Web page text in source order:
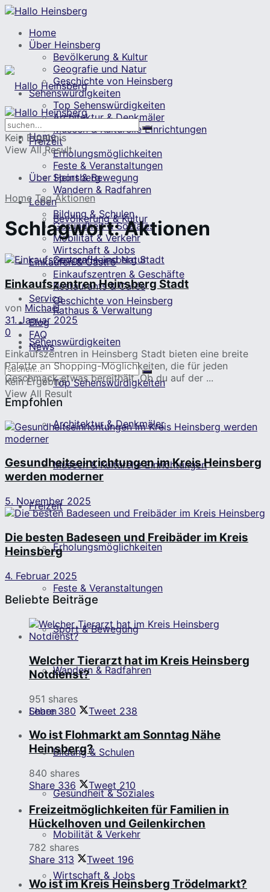
Home
Über Heinsberg
Bevölkerung & Kultur
Geografie und Natur
Geschichte von Heinsberg
Sehenswürdigkeiten
Top Sehenswürdigkeiten
Architektur & Denkmäler
Museen & Kulturelle Einrichtungen
Freizeit
Erholungsmöglichkeiten
Feste & Veranstaltungen
Sport & Bewegung
Wandern & Radfahren
Leben
Bildung & Schulen
Gesundheit & Soziales
Mobilität & Verkehr
Wirtschaft & Jobs
Einkaufen & Gastro
Einkaufszentren & Geschäfte
Restaurants & Cafés
Service
Rathaus & Verwaltung
Blog
FAQ
News
Kein Ergebnis
View All Result
Home
Über Heinsberg
Bevölkerung & Kultur
Geografie und Natur
Geschichte von Heinsberg
Sehenswürdigkeiten
Top Sehenswürdigkeiten
Architektur & Denkmäler
Museen & Kulturelle Einrichtungen
Freizeit
Erholungsmöglichkeiten
Feste & Veranstaltungen
Sport & Bewegung
Wandern & Radfahren
Leben
Bildung & Schulen
Gesundheit & Soziales
Mobilität & Verkehr
Wirtschaft & Jobs
Kein Ergebnis
View All Result
Home Tag Aktionen
Schlagwort:Aktionen
Einkaufszentren Heinsberg Stadt
von Michael
31. Januar 2025
0
Einkaufszentren in Heinsberg Stadt bieten eine breite
Palette an Shopping-Möglichkeiten, die für jeden
Geschmack etwas bereithält. Ob du auf der ...
Empfohlen
Gesundheitseinrichtungen im Kreis Heinsberg
werden moderner
5. November 2025
Die besten Badeseen und Freibäder im Kreis
Heinsberg
4. Februar 2025
Beliebte Beiträge
Welcher Tierarzt hat im Kreis Heinsberg
Notdienst?
951 shares
Share 380 Tweet 238
Wo ist Flohmarkt am Sonntag Nähe
Heinsberg?
840 shares
Share 336 Tweet 210
Freizeitmöglichkeiten für Familien in
Hückelhoven und Geilenkirchen
782 shares
Share 313 Tweet 196
Wo ist im Kreis Heinsberg Trödelmarkt?